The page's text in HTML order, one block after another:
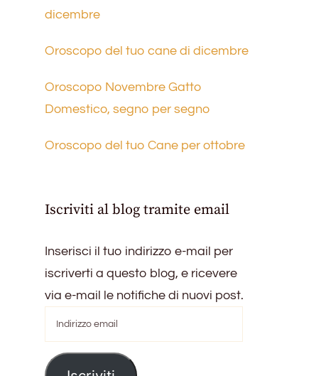
dicembre
Oroscopo del tuo cane di dicembre
Oroscopo Novembre Gatto
Domestico, segno per segno
Oroscopo del tuo Cane per ottobre
Iscriviti al blog tramite email
Inserisci il tuo indirizzo e-mail per
iscriverti a questo blog, e ricevere
via e-mail le notifiche di nuovi post.
email